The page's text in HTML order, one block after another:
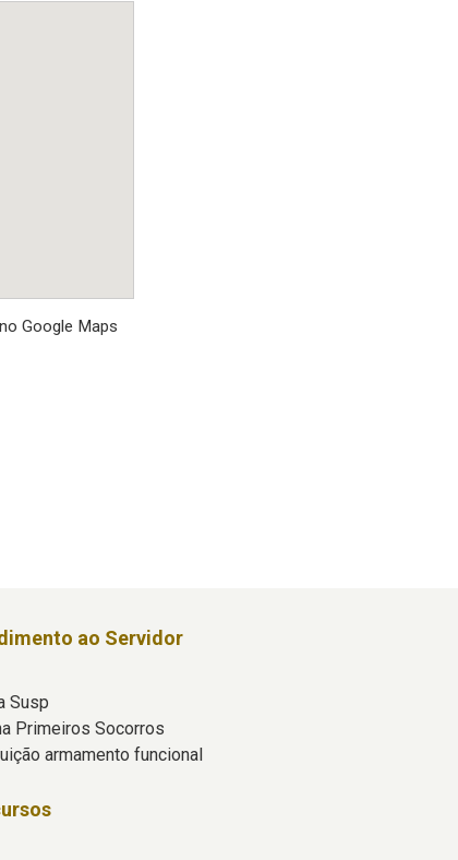
Google Maps
ao Servidor
Susp
Primeiros Socorros
armamento funcional